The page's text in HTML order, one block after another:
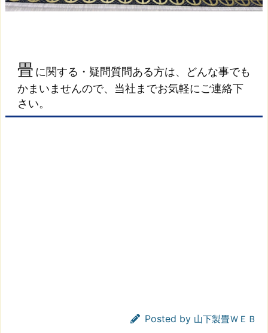
畳 に関する・疑問質問ある方は、どんな事でも
かまいませんので、当社までお気軽にご連絡下
さい。
Posted by 山下製畳ＷＥＢ